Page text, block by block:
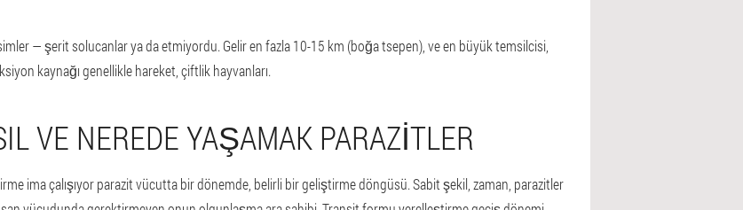
— şerit solucanlar ya da etmiyordu. Gelir en fazla 10-15 km (boğa tsepen), ve en büyük temsilcisi,
kaynağı genellikle hareket, çiftlik hayvanları.
VE NEREDE YAŞAMAK PARAZITLER
ima çalışıyor parazit vücutta bir dönemde, belirli bir geliştirme döngüsü. Sabit şekil, zaman, parazitler